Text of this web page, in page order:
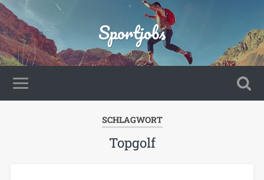
Sportjobs
SCHLAGWORT
Topgolf